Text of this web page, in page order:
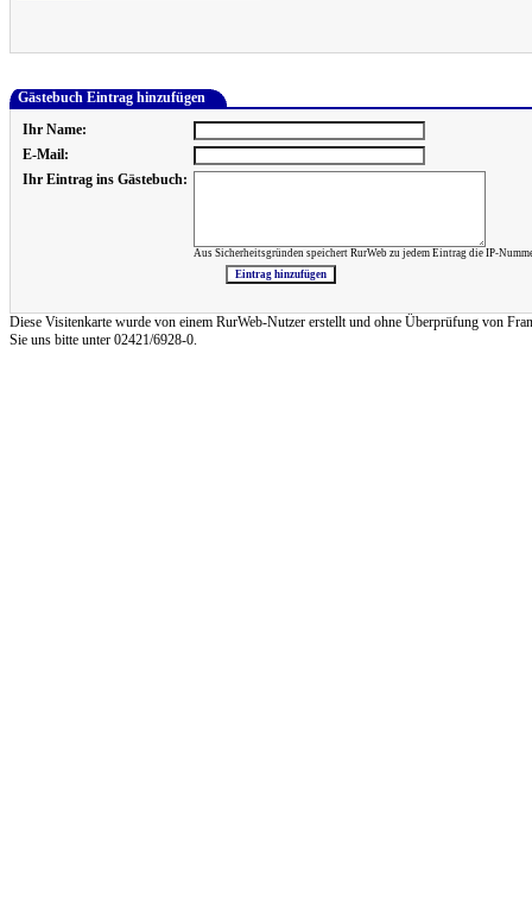
Gästebuch Eintrag hinzufügen
Ihr Name:
E-Mail:
Ihr Eintrag ins Gästebuch:
Aus Sicherheitsgründen speichert RurWeb zu jedem Eintrag die IP-
Diese Visitenkarte wurde von einem RurWeb-Nutzer erstellt und ohne Überprüfung von
Sie uns bitte unter 02421/6928-0.